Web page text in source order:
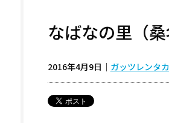
なばなの里（
2016年4月9日 ｜ ガッツレンタ